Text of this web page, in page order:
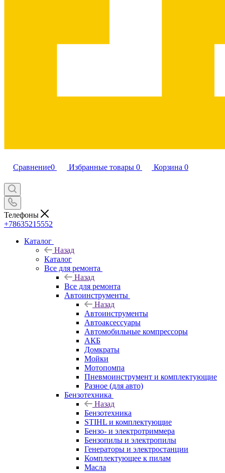
Сравнение0 Избранные товары 0 Корзина 0
Телефоны
+78635215552
Каталог
Назад
Каталог
Все для ремонта
Назад
Все для ремонта
Автоинструменты
Назад
Автоинструменты
Автоаксессуары
Автомобильные компрессоры
АКБ
Домкраты
Мойки
Мотопомпа
Пневмоинструмент и комплектующие
Разное (для авто)
Бензотехника
Назад
Бензотехника
STIHL и комплектующие
Бензо- и электротриммера
Бензопилы и электропилы
Генераторы и электростанции
Комплектующее к пилам
Масла